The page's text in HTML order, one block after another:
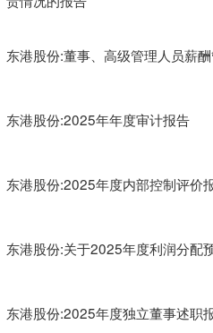
东港股份:董事、高级管理人员薪
东港股份:2025年年度审计报告
东港股份:2025年度内部控制评价
东港股份:关于2025年度利润分配
东港股份:2025年度独立董事述职